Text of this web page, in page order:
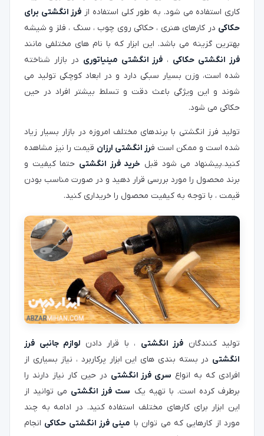
کاری استفاده می شود. به طور کلی استفاده از فرز انگشتی برای
حکاکی در کارهای هنری ، حکاکی روی چوب ، سنگ ، فلز و شیشه
بهترین گزینه می باشد. این ابزار که با نام های مختلفی مانند
فرز انگشتی حکاکی ، فرز انگشتی مینیاتوری در بازار شناخته
شده است، وزن بسیار سبکی دارد و در ابعاد کوچکی تولید می
شوند و این ویژگی باعث دقت و تسلط بیشتر افراد در حین
حکاکی می شود.
تولید فرز انگشتی با برندهای مختلف امروزه در بازار بسیار زیاد
شده است و ممکن است فرز انگشتی ارزان قیمت را نیز مشاهده
کنید.پیشنهاد می شود قبل خرید فرز انگشتی حتما کیفیت و
برند محصول را مورد بررسی قرار دهید و در صورت مناسب بودن
قیمت ، با توجه به کیفیت محصول را خریداری کنید.
تولید کنندگان فرز انگشتی ، با قرار دادن لوازم جانبی فرز
انگشتی در بسته بندی های این ابزار پرکاربرد ، نیاز بسیاری از
افرادی که به انواع سری فرز انگشتی در حین کار نیاز دارند را
برطرف کرده است. با تهیه یک ست فرز انگشتی می توانید از
این ابزار برای کارهای مختلف استفاده کنید. در ادامه به چند
مورد از کارهایی که می توان با مینی فرز انگشتی حکاکی انجام